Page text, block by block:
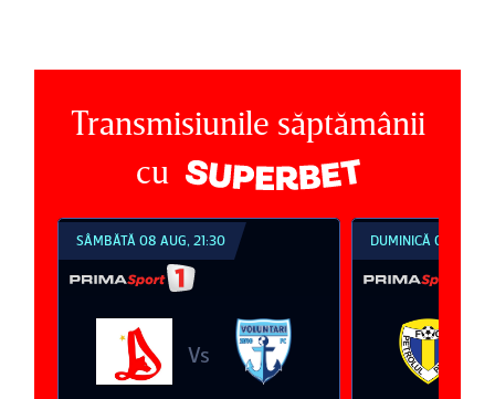
Transmisiunile săptămânii
cu
SÂMBĂTĂ 08 AUG, 21:30
Vs
DUMINICĂ 09 AUG,